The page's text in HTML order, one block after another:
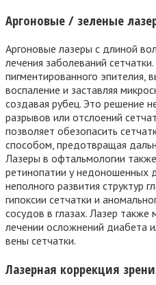
Аргоновые / зеленые
Аргоновые лазеры с длиной
лечения заболеваний
пигментированного эпителия,
воспаление и заставляя
создавая рубец. Это решение
разрывов или отслоений
позволяет обезопасить
способом, предотвращая
Лазеры в офтальмологии
ретинопатии у недоношенных
неполного развития структур
гипоксии сетчатки и
сосудов в глазах. Лазер
лечении осложнений диабета
вены сетчатки.
Лазерная коррекция